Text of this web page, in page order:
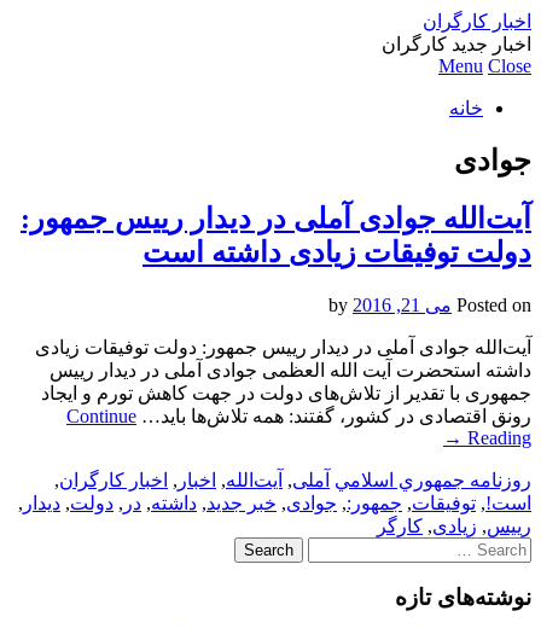
اخبار کارگران
اخبار جدید کارگران
Menu Close
خانه
جوادی
آیت‌الله جوادی آملی در دیدار رییس جمهور:
دولت توفیقات زیادی داشته است
Posted on می 21, 2016
آیت‌الله جوادی آملی در دیدار رییس جمهور: دولت توفیقات زیادی
داشته استحضرت آیت الله العظمی جوادی آملی در دیدار رییس‌
جمهوری با تقدیر از تلاش‌های دولت در جهت کاهش تورم و ایجاد
رونق اقتصادی در کشور، گفتند: همه تلاش‌ها باید… Continue
Reading
→
روزنامه جمهوري اسلامي آملی, آیت‌الله, اخبار , اخبار کارگران,
است!, توفیقات, جمهور:, جوادی, خبر جدید, داشته, در , دولت, دیدار ,
رییس, زیادی, کارگر
Search
for:
نوشته‌های تازه